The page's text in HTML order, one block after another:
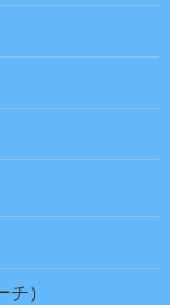
）